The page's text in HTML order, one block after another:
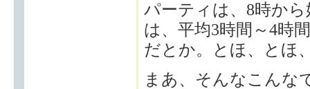
パーティは、8時か
は、平均3時間～4時
だとか。とほ、とほ
まあ、そんなこんな